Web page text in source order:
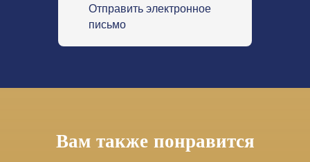
Отправить электронное
письмо
Вам также понравится